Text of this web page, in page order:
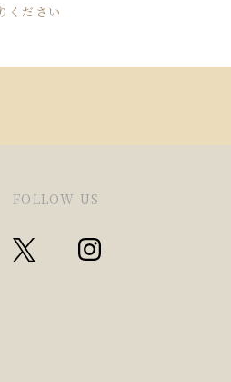
ください
FOLLOW US